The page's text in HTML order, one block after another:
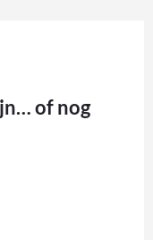
of nog